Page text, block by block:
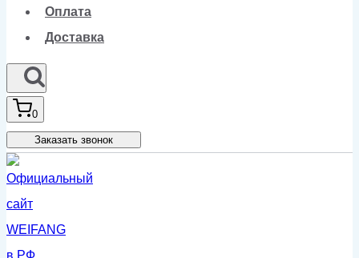
Оплата
Доставка
0
Заказать звонок